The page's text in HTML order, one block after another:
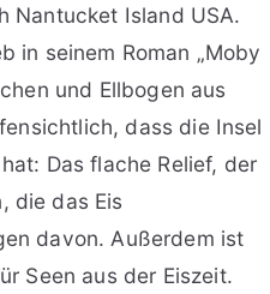
Nantucket Island USA.
in seinem Roman „Moby
und Ellbogen aus
dass die Insel
Das flache Relief, der
die das Eis
davon. Außerdem ist
Seen aus der Eiszeit.